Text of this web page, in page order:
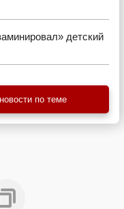
детский
по теме